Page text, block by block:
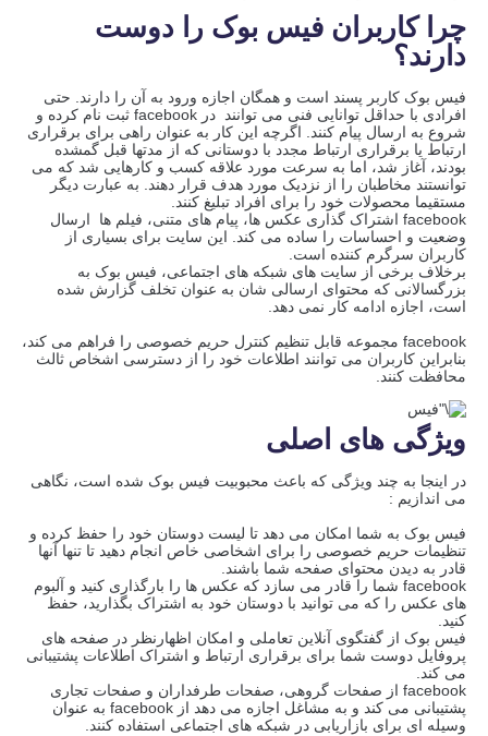
چرا کاربران فیس بوک را دوست
دارند؟
فیس بوک کاربر پسند است و همگان اجازه ورود به آن را دارند. حتی
افرادی با حداقل توانایی فنی می توانند در facebook ثبت نام کرده و
شروع به ارسال پیام کنند. اگرچه این کار به عنوان راهی برای برقراری
ارتباط یا برقراری ارتباط مجدد با دوستانی که از مدتها قبل گمشده
بودند، آغاز شد، اما به سرعت مورد علاقه کسب و کارهایی شد که می
توانستند مخاطبان را از نزدیک مورد هدف قرار دهند. به عبارت دیگر
مستقیما محصولات خود را برای افراد تبلیغ کنند.
facebook اشتراک گذاری عکس ها، پیام های متنی، فیلم ها ارسال
وضعیت و احساسات را ساده می کند. این سایت برای بسیاری از
کاربران سرگرم کننده است.
برخلاف برخی از سایت های شبکه های اجتماعی، فیس بوک به
بزرگسالانی که محتوای ارسالی شان به عنوان تخلف گزارش شده
است، اجازه ادامه کار نمی دهد.
facebook مجموعه قابل تنظیم کنترل حریم خصوصی را فراهم می کند،
بنابراین کاربران می توانند اطلاعات خود را از دسترسی اشخاص ثالث
محافظت کنند.
ویژگی های اصلی
در اینجا به چند ویژگی که باعث محبوبیت فیس بوک شده است، نگاهی
می اندازیم :
فیس بوک به شما امکان می دهد تا لیست دوستان خود را حفظ کرده و
تنظیمات حریم خصوصی را برای اشخاصی خاص انجام دهید تا تنها آنها
قادر به دیدن محتوای صفحه شما باشند.
facebook شما را قادر می سازد که عکس ها را بارگذاری کنید و آلبوم
های عکس را که می توانید با دوستان خود به اشتراک بگذارید، حفظ
کنید.
فیس بوک از گفتگوی آنلاین تعاملی و امکان اظهارنظر در صفحه های
پروفایل دوست شما برای برقراری ارتباط و اشتراک اطلاعات پشتیبانی
می کند.
facebook از صفحات گروهی، صفحات طرفداران و صفحات تجاری
پشتیبانی می کند و به مشاغل اجازه می دهد از facebook
به عنوان
وسیله ای برای بازاریابی در شبکه های اجتماعی استفاده کنند.